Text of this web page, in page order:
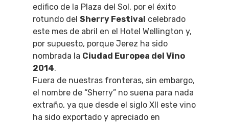
edifico de la Plaza del Sol, por el éxito
rotundo del Sherry Festival celebrado
este mes de abril en el Hotel Wellington y,
por supuesto, porque Jerez ha sido
nombrada la Ciudad Europea del Vino
2014.
Fuera de nuestras fronteras, sin embargo,
el nombre de “Sherry” no suena para nada
extraño, ya que desde el siglo XII este vino
ha sido exportado y apreciado en